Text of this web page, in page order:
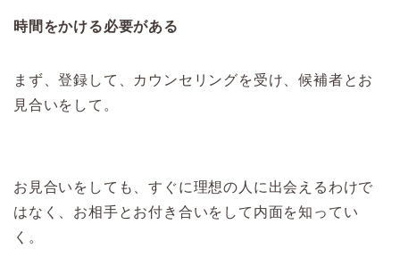
時間をかける必要がある
まず、登録して、カウンセリングを受け、候補者とお
見合いをして。
お見合いをしても、すぐに理想の人に出会えるわけで
はなく、お相手とお付き合いをして内面を知ってい
く。